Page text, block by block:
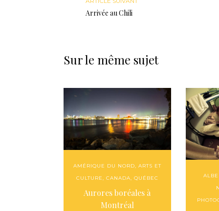
Arrivée au Chili
Sur le même sujet
AMÉRIQUE DU NORD, ARTS ET
CULTURE, CANADA, QUÉBEC
Aurores boréales à
Montréal